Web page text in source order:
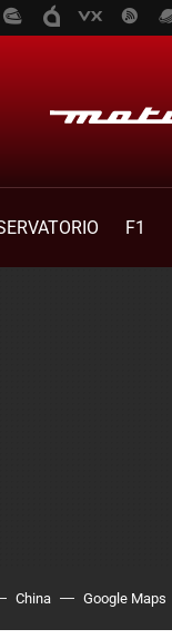
F1
China Google Maps